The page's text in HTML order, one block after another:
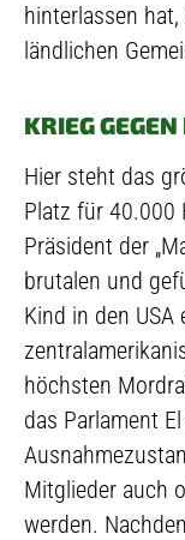
hinterlassen
ländlichen
KRIEG
Hier steht das
Platz für 40.000
Präsident der
brutalen und
Kind in den
höchsten
das Parlament
Mitglieder auch
werden.